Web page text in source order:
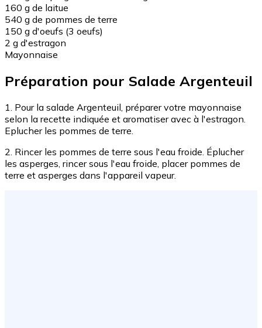
160 g de laitue
540 g de pommes de terre
150 g d'oeufs (3 oeufs)
2 g d'estragon
Mayonnaise
Préparation pour Salade Argenteuil
1. Pour la salade Argenteuil, préparer votre mayonnaise
selon la recette indiquée et aromatiser avec à l'estragon.
Eplucher les pommes de terre.
2. Rincer les pommes de terre sous l'eau froide. Éplucher
les asperges, rincer sous l'eau froide, placer pommes de
terre et asperges dans l'appareil vapeur.